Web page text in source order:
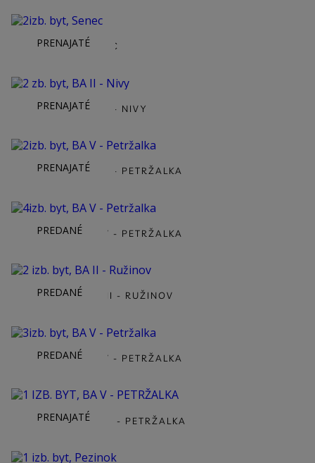
2IZB. BYT, SENEC
PRENAJATÉ
2 ZB. BYT, BA II - NIVY
PRENAJATÉ
2IZB. BYT, BA V - PETRŽALKA
PRENAJATÉ
4IZB. BYT, BA V - PETRŽALKA
PREDANÉ
2 IZB. BYT, BA II - RUŽINOV
PREDANÉ
3IZB. BYT, BA V - PETRŽALKA
PREDANÉ
1 IZB. BYT, BA V - PETRŽALKA
PRENAJATÉ